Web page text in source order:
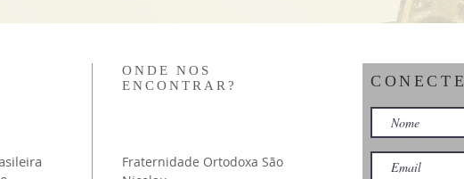
ONDE NOS
ENCONTRAR?
Fraternidade Ortodoxa São